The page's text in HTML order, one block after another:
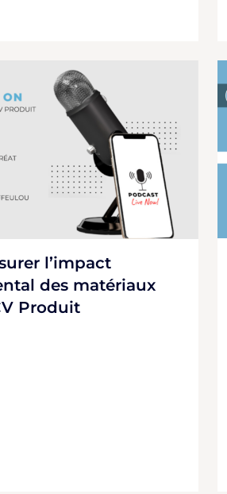
l’impact
des matériaux
Produit